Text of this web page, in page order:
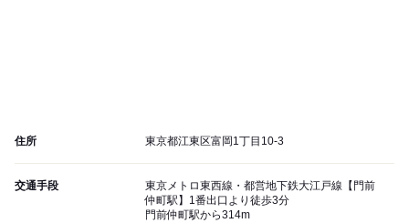
住所 東京都江東区富岡1丁目10-3
交通手段
東京メトロ東西線・都営地下鉄大江戸線【門前
仲町駅】1番出口より徒歩3分
門前仲町駅から314m